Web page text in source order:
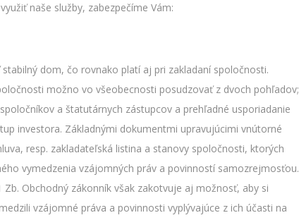
naše služby, zabezpečíme Vám:
dom, čo rovnako platí aj pri zakladaní spoločnosti.
možno vo všeobecnosti posudzovať z dvoch pohľadov;
a štatutárnych zástupcov a prehľadné usporiadanie
investora. Základnými dokumentmi upravujúcimi vnútorné
resp. zakladateľská listina a stanovy spoločnosti, ktorých
vymedzenia vzájomných práv a povinností samozrejmosťou.
Zb. Obchodný zákonník však zakotvuje aj možnosť, aby si
vzájomné práva a povinnosti vyplývajúce z ich účasti na